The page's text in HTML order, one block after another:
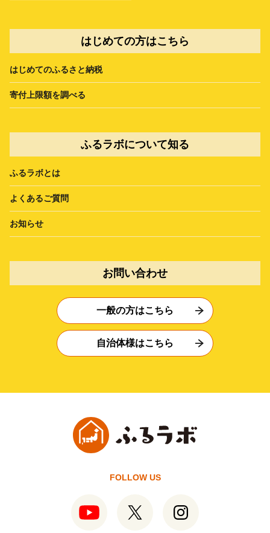
はじめての方はこちら
はじめてのふるさと納税
寄付上限額を調べる
ふるラボについて知る
ふるラボとは
よくあるご質問
お知らせ
お問い合わせ
一般の方はこちら
自治体様はこちら
FOLLOW US